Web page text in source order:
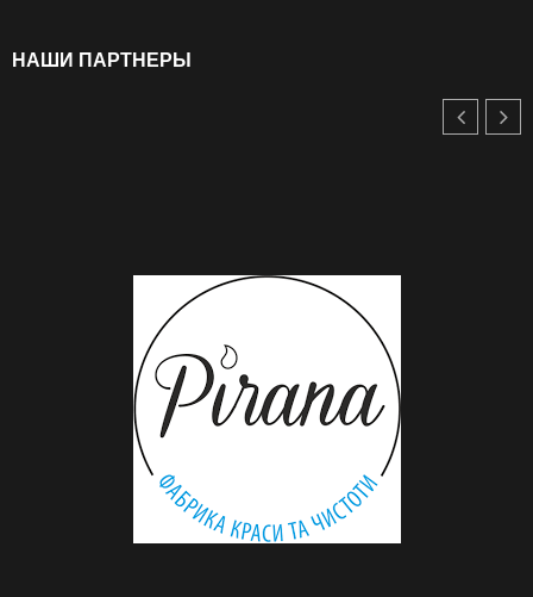
НАШИ ПАРТНЕРЫ